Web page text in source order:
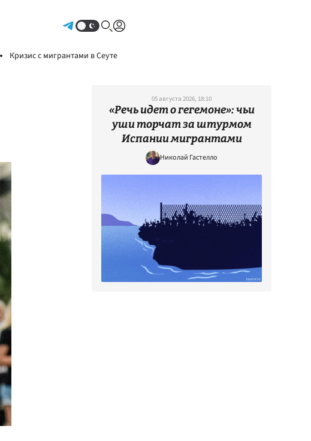
Кризис с мигрантами в Сеуте
05 августа 2026, 18:10
«Речь идет о гегемоне»: чьи
уши торчат за штурмом
Испании мигрантами
Николай Гастелло